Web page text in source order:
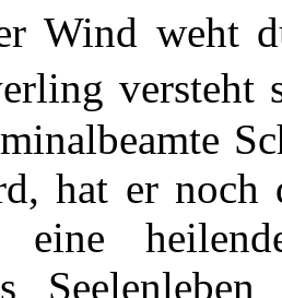
Wind weht
hat er
eine